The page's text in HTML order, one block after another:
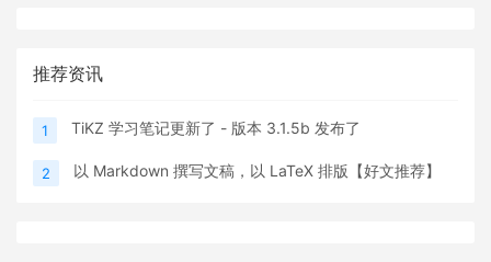
推荐资讯
1 TiKZ 学习笔记更新了 - 版本 3.1.5b 发布了
2 以 Markdown 撰写文稿，以 LaTeX 排版【好文推荐】